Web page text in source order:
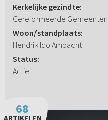
Kerkelijke gezindte:
Gereformeerde Gemeenten
Woon/standplaats:
Hendrik Ido Ambacht
Status:
Actief
68